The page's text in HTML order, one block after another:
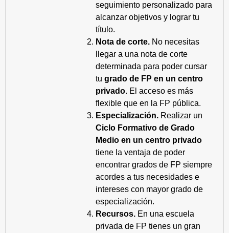
seguimiento personalizado para
alcanzar objetivos y lograr tu
título.
Nota de corte. No necesitas
llegar a una nota de corte
determinada para poder cursar
tu grado de FP en un centro
privado. El acceso es más
flexible que en la FP pública.
Especialización. Realizar un
Ciclo Formativo de Grado
Medio en un centro privado
tiene la ventaja de poder
encontrar grados de FP siempre
acordes a tus necesidades e
intereses con mayor grado de
especialización.
Recursos. En una escuela
privada de FP tienes un gran